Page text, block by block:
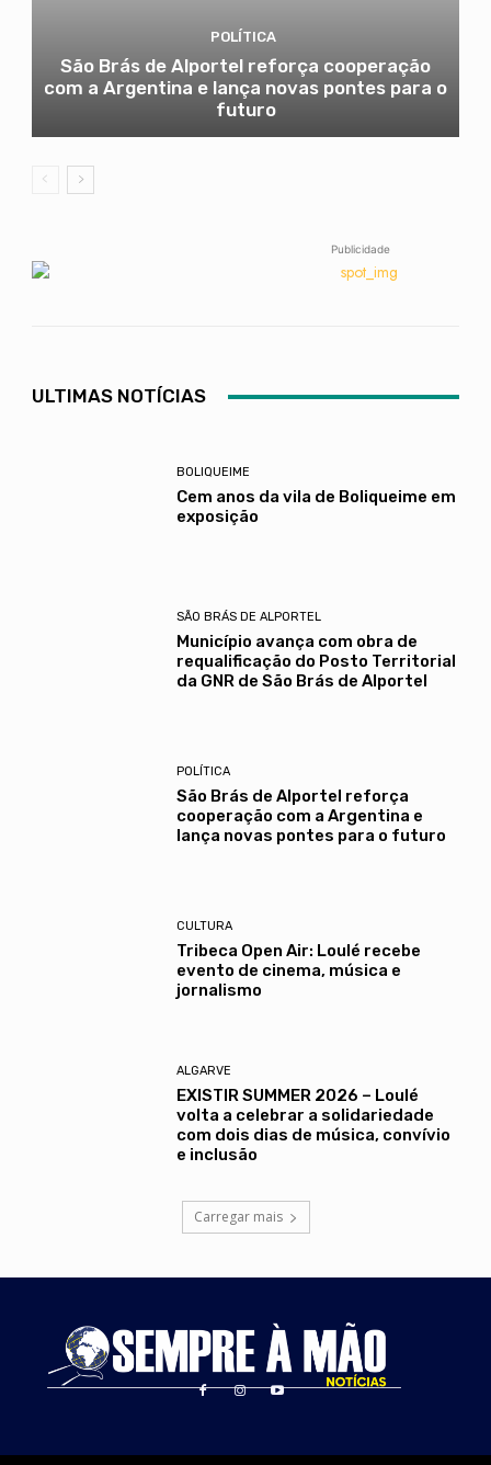
POLÍTICA
São Brás de Alportel reforça cooperação
com a Argentina e lança novas pontes para o
futuro
Publicidade
ULTIMAS NOTÍCIAS
BOLIQUEIME
Cem anos da vila de Boliqueime em
exposição
SÃO BRÁS DE ALPORTEL
Município avança com obra de
requalificação do Posto Territorial
da GNR de São Brás de Alportel
POLÍTICA
São Brás de Alportel reforça
cooperação com a Argentina e
lança novas pontes para o futuro
CULTURA
Tribeca Open Air: Loulé recebe
evento de cinema, música e
jornalismo
ALGARVE
EXISTIR SUMMER 2026 – Loulé
volta a celebrar a solidariedade
com dois dias de música, convívio
e inclusão
Carregar mais